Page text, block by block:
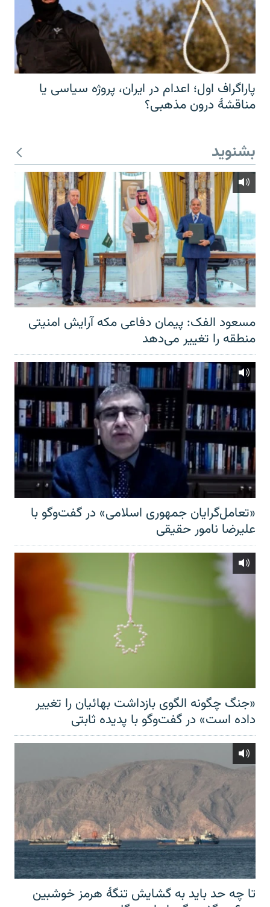
پاراگراف اول؛ اعدام در ایران، پروژه سیاسی یا
مناقشهٔ درون مذهبی؟
بشنوید
مسعود الفک: پیمان دفاعی مکه آرایش امنیتی
منطقه را تغییر می‌دهد
«تعامل‌گرایان جمهوری اسلامی» در گفت‌وگو با
علیرضا نامور حقیقی
«جنگ چگونه الگوی بازداشت بهائیان را تغییر
داده است» در گفت‌وگو با پدیده ثابتی
تا چه حد باید به گشایش تنگهٔ هرمز خوشبین